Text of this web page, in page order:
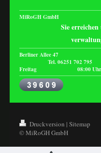
MiRoGH GmbH
Sie
Berliner Allee 47
Tel. 06251 702
Freitag 08:00 Uhr
Druckversion | Sitemap
© MiRoGH GmbH